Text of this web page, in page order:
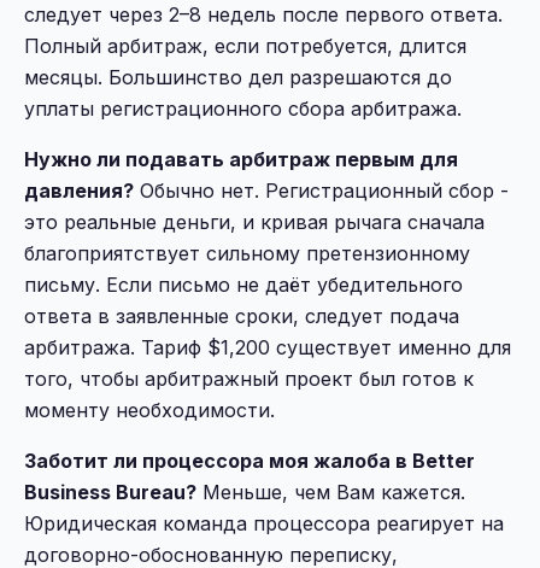
следует через 2–8 недель после первого ответа.
Полный арбитраж, если потребуется, длится
месяцы. Большинство дел разрешаются до
уплаты регистрационного сбора арбитража.
Нужно ли подавать арбитраж первым для
давления? Обычно нет. Регистрационный сбор -
это реальные деньги, и кривая рычага сначала
благоприятствует сильному претензионному
письму. Если письмо не даёт убедительного
ответа в заявленные сроки, следует подача
арбитража. Тариф $1,200 существует именно для
того, чтобы арбитражный проект был готов к
моменту необходимости.
Заботит ли процессора моя жалоба в Better
Business Bureau? Меньше, чем Вам кажется.
Юридическая команда процессора реагирует на
договорно-обоснованную переписку,